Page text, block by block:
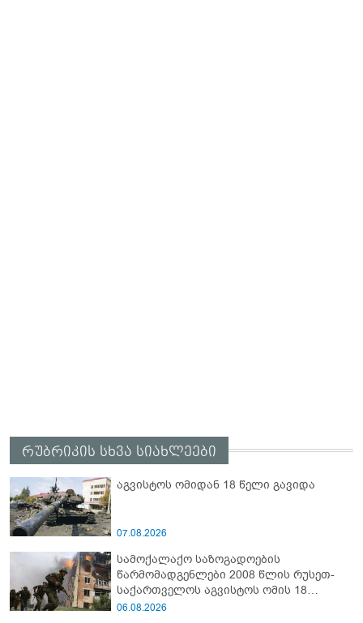
რუბრიკის სხვა სიახლეები
აგვისტოს ომიდან 18 წელი გავიდა
07.08.2026
სამოქალაქო საზოგადოების
წარმომადგენლები 2008 წლის რუსეთ-
საქართველოს აგვისტოს ომის 18
წლისთავთან დაკავშირებით ერთობლივ
06.08.2026